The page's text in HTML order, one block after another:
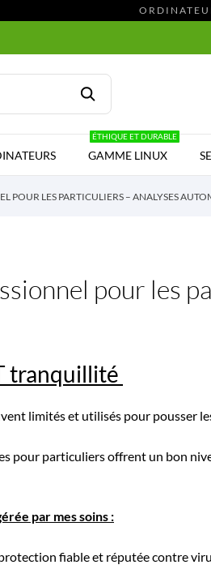
GAMME LINUX
ÉTHIQUE ET DURABLE
POUR LES PARTICULIERS – ANALYSES
pour les
tranquillité
limités et utilisés pour pousser
pour particuliers offrent un bon
par mes soins :
fiable et réputée contre